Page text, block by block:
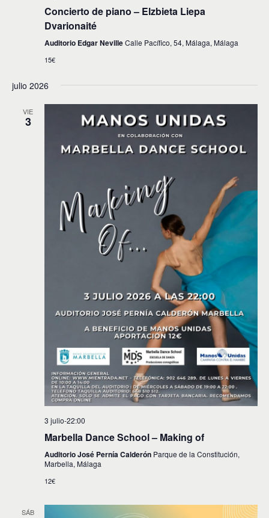
Concierto de piano – Elzbieta Liepa
Dvarionaité
Auditorio Edgar NevilleCalle Pacífico, 54, Málaga, Málaga
15€
julio 2026
VIE
3
3 julio-22:00
Marbella Dance School – Making of
Auditorio José Pernía Calderón Parque de la Constitución,
Marbella, Málaga
12€
SÁB